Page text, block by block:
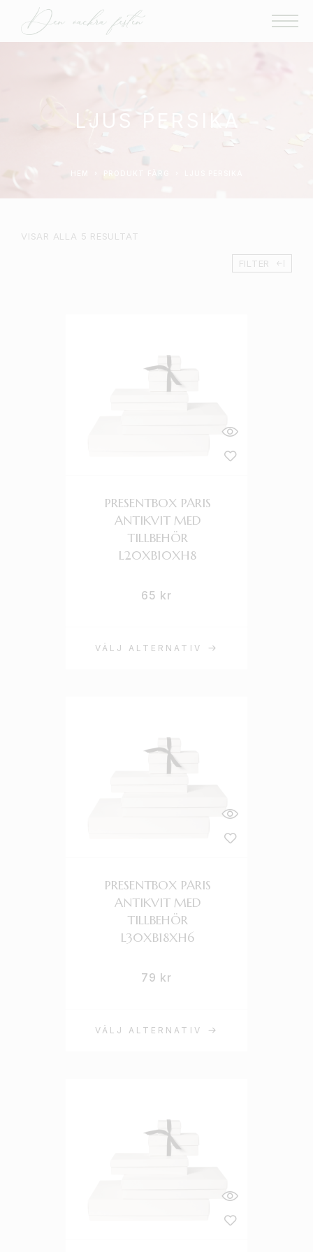
LJUS PERSIKA
PRODUKT FÄRG
VISAR ALLA 5 RESULTAT
FILTER
VÄLJ ALTERNATIV
PRESENTBOX PARIS
ANTIKVIT MED
TILLBEHÖR
L20XB10XH8
65 kr
VÄLJ ALTERNATIV
PRESENTBOX PARIS
ANTIKVIT MED
TILLBEHÖR
L30XB18XH6
79 kr